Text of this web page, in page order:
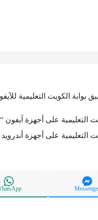
بوابة الكويت التعليمية
التعليمية على أجهزة آيفون “
التعليمية على أجهزة أندرويد